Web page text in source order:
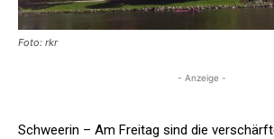
Foto: rkr
- Anzeige -
Schweerin – Am Freitag sind die